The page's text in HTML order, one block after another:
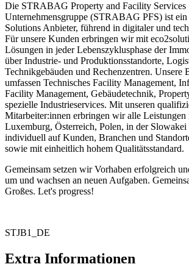
Die STRABAG Property and Facility Services
Unternehmensgruppe (STRABAG PFS) ist
Solutions Anbieter, führend in digitaler und
Für unsere Kunden erbringen wir mit
Lösungen in jeder Lebenszyklusphase der
über Industrie- und Produktionsstandorte,
Technikgebäuden und Rechenzentren. Unsere
umfassen Technisches Facility Management,
Facility Management, Gebäudetechnik,
spezielle Industrieservices. Mit unseren
Mitarbeiter:innen erbringen wir alle Leistungen
Luxemburg, Österreich, Polen, in der
individuell auf Kunden, Branchen und
sowie mit einheitlich hohem Qualitätsstandard.
Gemeinsam setzen wir Vorhaben erfolgreich
um und wachsen an neuen Aufgaben.
Großes. Let's progress!
STJB1_DE
Extra Informationen